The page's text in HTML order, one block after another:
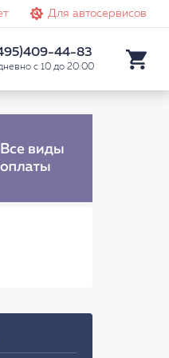
Для автосервисов
44-83
с 10 до 20:00